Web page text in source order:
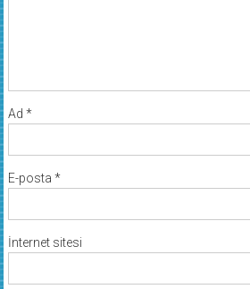
Ad *
E-posta *
İnternet sitesi